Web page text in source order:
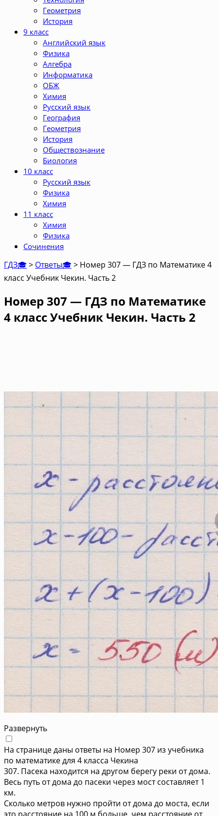
Геометрия
История
9 класс
Английский язык
Физика
Алгебра
Информатика
ОБЖ
Химия
Русский язык
География
Геометрия
История
Обществознание
Биология
10 класс
Русский язык
Физика
Химия
11 класс
Химия
Физика
Сочинения
ГДЗ🎓> Ответы🎓> Номер 307 — ГДЗ по Математике 4
класс Учебник Чекин. Часть 2
Номер 307 — ГДЗ по Математике
4 класс Учебник Чекин. Часть 2
Развернуть
На странице даны ответы на Номер 307 из учебника
по математике для 4 класса Чекина
307. Пасека находится на другом берегу реки от дома.
Весь путь от дома до пасеки через мост составляет 1
км.
Сколько метров нужно пройти от дома до моста, если